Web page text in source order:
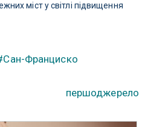
міст у світлі підвищення
Франциско
першоджерело